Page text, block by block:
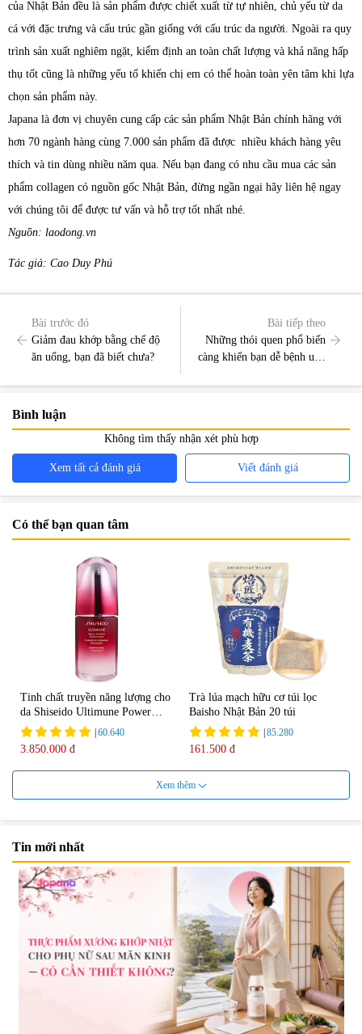
của Nhật Bản đều là sản phẩm được chiết xuất từ tự nhiên, chủ yếu từ da
cá với đặc trưng và cấu trúc gần giống với cấu trúc da người. Ngoài ra quy
trình sản xuất nghiêm ngặt, kiểm định an toàn chất lượng và khả năng hấp
thụ tốt cũng là những yếu tố khiến chị em có thể hoàn toàn yên tâm khi lựa
chọn sản phẩm này.
Japana là đơn vị chuyên cung cấp các sản phẩm Nhật Bản chính hãng với
hơn 70 ngành hàng cùng 7.000 sản phẩm đã được nhiều khách hàng yêu
thích và tin dùng nhiều năm qua. Nếu bạn đang có nhu cầu mua các sản
phẩm collagen có nguồn gốc Nhật Bản, đừng ngần ngại hãy liên hệ ngay
với chúng tôi để được tư vấn và hỗ trợ tốt nhất nhé.
Nguồn: laodong.vn
Tác giả: Cao Duy Phú
Bài trước đó
Giảm đau khớp bằng chế độ
ăn uống, bạn đã biết chưa?
Bài tiếp theo
Những thói quen phổ biến
càng khiến bạn dễ bệnh ung
Bình luận
Không tìm thấy nhận xét phù hợp
Xem tất cả đánh giá Viết đánh giá
Có thể bạn quan tâm
Tinh chất truyền năng lượng cho
da Shiseido Ultimune Power
75ml
|60.640
3.850.000 đ
Trà lúa mạch hữu cơ túi lọc
Baisho Nhật Bản 20 túi
|85.280
161.500 đ
Viên uống bổ não Ribeto Shoji
| 57.920
1.450.000 đ
Viên nang uống cải thiện thị lực,
trí nhớ DHA + EPA + Flaxseed
Oil 30 viên/gói - Date 02/2027
|52.346
225.000 đ
Xem thêm
Tin mới nhất